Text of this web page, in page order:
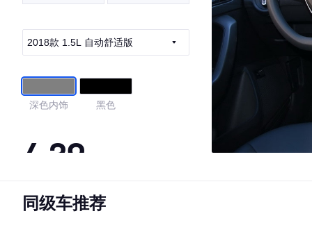
2018款 1.5L 自动舒适版
深色内饰 黑色
4.39
·外观表现一般，低于78%同级车
同级车推荐